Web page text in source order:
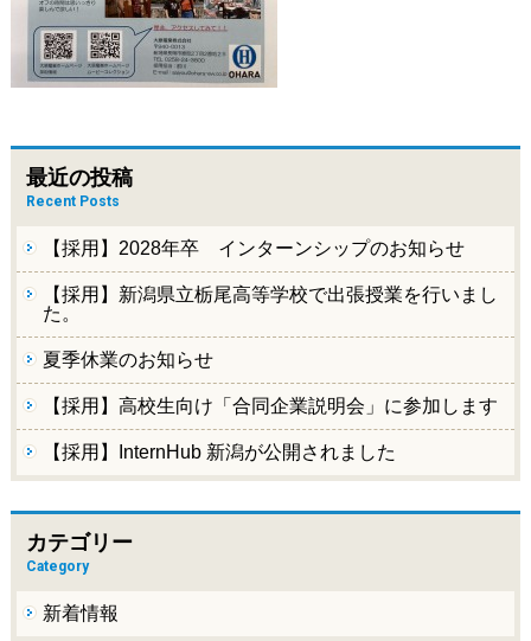
最近の投稿
Recent Posts
【採用】2028年卒 インターンシップのお知らせ
【採用】新潟県立栃尾高等学校で出張授業を行いまし
た。
夏季休業のお知らせ
【採用】高校生向け「合同企業説明会」に参加します
【採用】InternHub 新潟が公開されました
カテゴリー
Category
新着情報